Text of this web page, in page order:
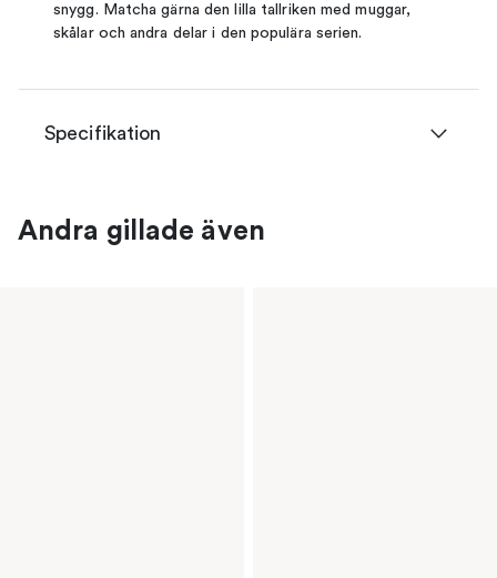
snygg. Matcha gärna den lilla tallriken med muggar,
skålar och andra delar i den populära serien.
Specifikation
Andra gillade även